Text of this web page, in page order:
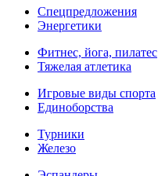
Спецпредложения
Энергетики
Фитнес, йога, пилатес
Тяжелая атлетика
Игровые виды спорта
Единоборства
Турники
Железо